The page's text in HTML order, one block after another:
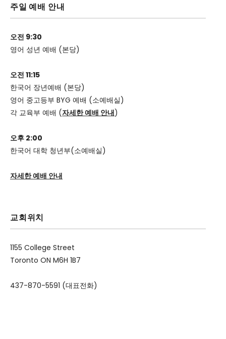
주일 예배 안내
오전 9:30
영어 성년 예배 (본당)
오전 11:15
한국어 장년예배 (본당)
영어 중고등부 BYG 예배 (소예배실)
각 교육부 예배 (자세한 예배 안내)
오후 2:00
한국어 대학 청년부(소예배실)
자세한 예배 안내
교회위치
1155 College Street
Toronto ON M6H 1B7
437-870-5591 (대표전화)